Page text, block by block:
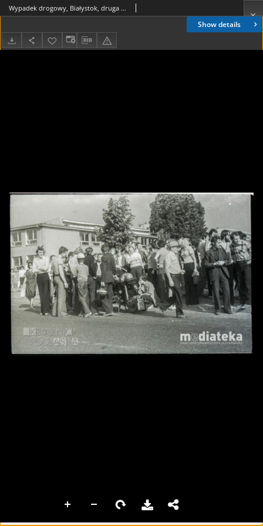
Show details
Wypadek drogowy, Białystok, druga połowa lat 70. XX w., fot. ze zbiorów Andrzeja Trzcińskiego